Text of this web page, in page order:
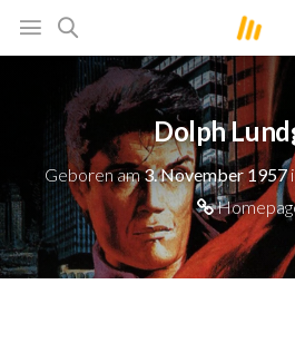
Dolph
Geboren am3. November 1957